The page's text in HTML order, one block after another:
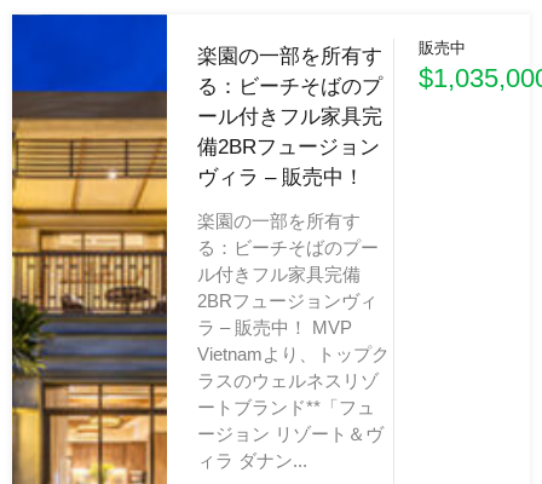
楽園の一部を所有す
る：ビーチそばのプ
ール付きフル家具完
備2BRフュージョン
ヴィラ – 販売中！
楽園の一部を所有す
る：ビーチそばのプー
ル付きフル家具完備
2BRフュージョンヴィ
ラ – 販売中！ MVP
Vietnamより、トップク
ラスのウェルネスリゾ
ートブランド**「フュ
ージョン リゾート＆ヴ
ィラ ダナン...
販売中